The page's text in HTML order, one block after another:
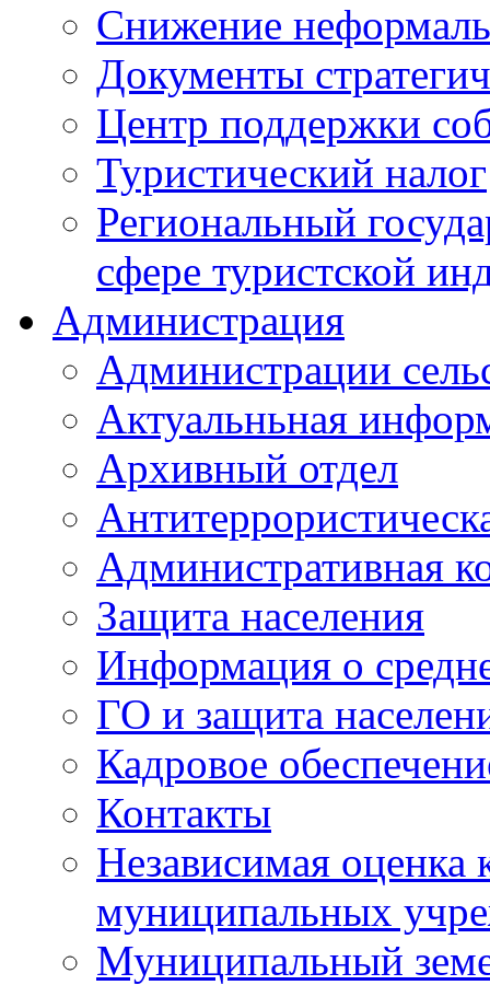
Снижение
Документы
Центр поддержки
Туристический налог
Региональный
сфере туристской
Администрация
Администрации
Актуальньная
Архивный отдел
Административная
Защита населения
Информация о
ГО и защита
Кадровое
Контакты
Независимая оценка
муниципальных
Муниципальный